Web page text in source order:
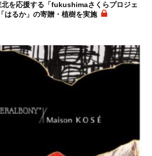
を応援する「fukushimaさくらプロジェ
はるか」の寄贈・植樹を実施